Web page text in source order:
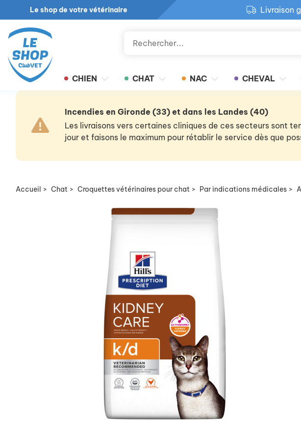
Le shop de votre vétérinaire
Livraison
CHIEN CHAT NAC CHEVAL
Incendies en Gironde (33) et dans les Landes (40)
Les livraisons vers certaines cliniques de ces secteurs sont
jour et faisons le maximum pour rétablir le service dès que
Accueil > Chat > Croquettes vétérinaires pour chat > Par indications médicales >